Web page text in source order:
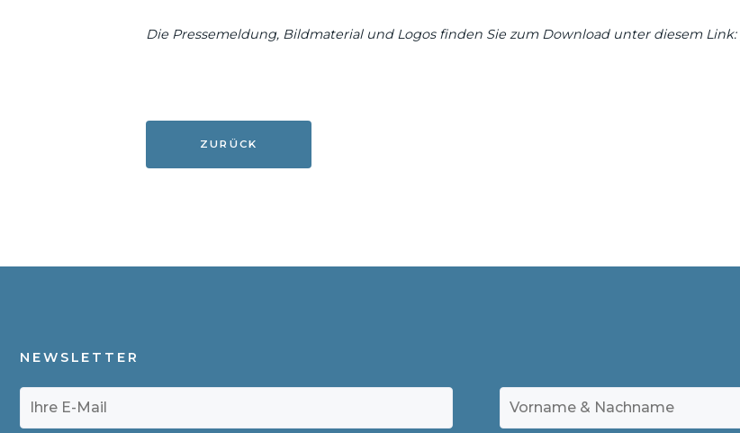
Die Pressemeldung, Bildmaterial und Logos finden Sie zum Download unter diesem Link:
ZURÜCK
NEWSLETTER